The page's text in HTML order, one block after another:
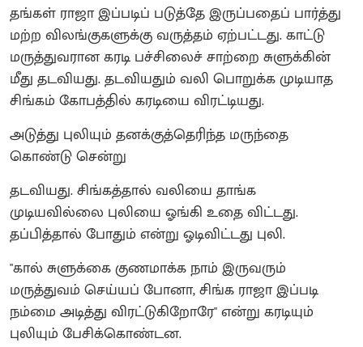
தங்கள் ராஜா இப்படிப் படுத்தே இருப்பதைப் பார்த்து
மற்ற விலங்குகளுக்கு வருத்தம் ஏற்பட்டது. காட்டு
மருத்துவரான கரடி பச்சிலைச் சாற்றை சுளுக்கின்
மீது தடவியது. தடவியதும் வலி பொறுக்க முடியாத
சிங்கம் கோபத்தில் கரடியை விரட்டியது.
அடுத்து புலியும் தனக்குத்தெரிந்த மருந்தை
கொண்டு சென்று
தடவியது. சிங்கத்தால் வலியை தாங்க
முடியவில்லை புலியை ஓங்கி உதை விட்டது.
தப்பித்தால் போதும் என்று ஓடிவிட்டது புலி.
"கால் சுளுக்கை குணமாக்க நாம் இருவரும்
மருத்துவம் செய்யப் போனா, சிங்க ராஜா இப்படி
நம்மை அடித்து விரட்டுகிறாேரே" என்று கரடியும்
புலியும் பேசிக்கொண்டன.